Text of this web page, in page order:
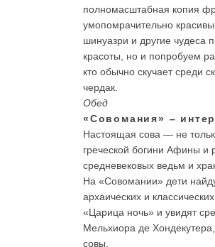
полномасштабная копия
умопомрачительно
шинуазри и другие чудеса
красоты, но и попробуем
кто обычно скучает среди
чердак.
Обед
«Совомания» –
Настоящая сова — не
греческой богини Афины и
средневековых ведьм и
На «Совомании» дети
архаических и
«Царица ночь» и увидят
Мельхиора де
совы.